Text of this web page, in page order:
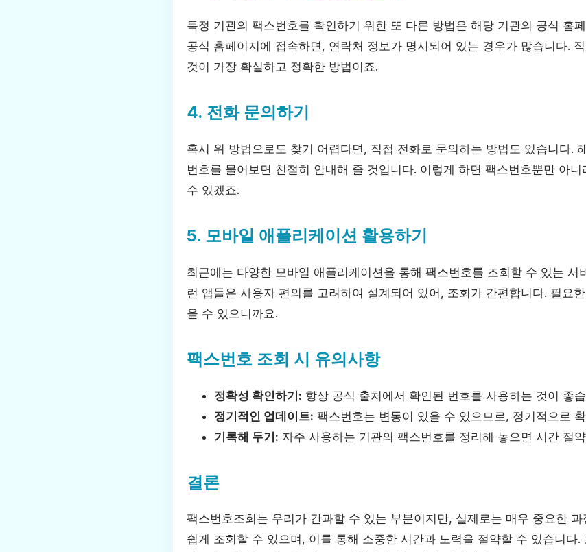
특정 기관의 팩스번호를 확인하기 위한 또 다른 방법은 해당 기관의 공식 홈
공식 홈페이지에 접속하면, 연락처 정보가 명시되어 있는 경우가 많습니다.
것이 가장 확실하고 정확한 방법이죠.
4. 전화 문의하기
혹시 위 방법으로도 찾기 어렵다면, 직접 전화로 문의하는 방법도 있습니다.
번호를 물어보면 친절히 안내해 줄 것입니다. 이렇게 하면 팩스번호뿐만 아
수 있겠죠.
5. 모바일 애플리케이션 활용하기
최근에는 다양한 모바일 애플리케이션을 통해 팩스번호를 조회할 수 있는 서
런 앱들은 사용자 편의를 고려하여 설계되어 있어, 조회가 간편합니다. 필요
을 수 있으니까요.
팩스번호 조회 시 유의사항
정확성 확인하기: 항상 공식 출처에서 확인된 번호를 사용하는 것이 좋
정기적인 업데이트: 팩스번호는 변동이 있을 수 있으므로, 정기적으로
기록해 두기: 자주 사용하는 기관의 팩스번호를 정리해 놓으면 시간 절
결론
팩스번호조회는 우리가 간과할 수 있는 부분이지만, 실제로는 매우 중요한
쉽게 조회할 수 있으며, 이를 통해 소중한 시간과 노력을 절약할 수 있습니다